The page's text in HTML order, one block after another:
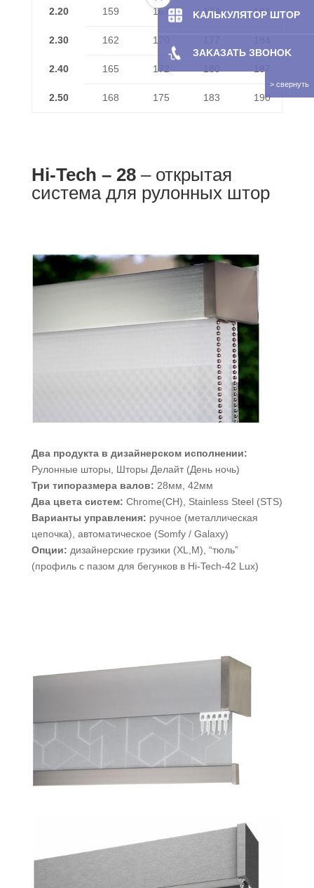
2.20 159 167 174 181
2.30 162 170
2.40 165 172
2.50 168 175 183 190
Hi-Tech – 28– открытая
система для рулонных штор
Два продукта в дизайнерском исполнении:
Рулонные шторы, Шторы Делайт (День ночь)
Три типоразмера валов: 28мм, 42мм
Два цвета систем: Chrome(CH), Stainless Steel (STS)
Варианты управления: ручное (металлическая
цепочка), автоматическое (Somfy / Galaxy)
Опции: дизайнерские грузики (XL,M), “тюль”
(профиль с пазом для бегунков в Hi-Tech-42 Lux)
KAЛЬКУЛЯТOP ШТОР
ЗAKAЗATЬ ЗBOHOK